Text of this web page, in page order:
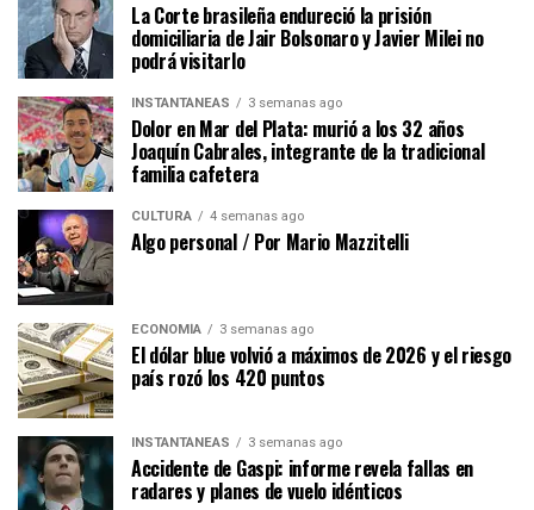
La Corte brasileña endureció la prisión
domiciliaria de Jair Bolsonaro y Javier Milei no
podrá visitarlo
INSTANTÁNEAS 3 semanas ago
Dolor en Mar del Plata: murió a los 32 años
Joaquín Cabrales, integrante de la tradicional
familia cafetera
CULTURA 4 semanas ago
Algo personal / Por Mario Mazzitelli
ECONOMÍA 3 semanas ago
El dólar blue volvió a máximos de 2026 y el riesgo
país rozó los 420 puntos
INSTANTÁNEAS 3 semanas ago
Accidente de Gaspi: informe revela fallas en
radares y planes de vuelo idénticos